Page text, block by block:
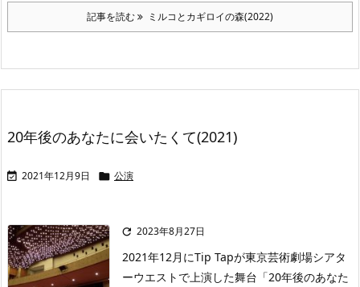
記事を読む ミルコとカギロイの森(2022)
20年後のあなたに会いたくて(2021)
 2021年12月9日  公演
 2023年8月27日
2021年12月にTip Tapが東京芸術劇場シアタ
ーウエストで上演した舞台「20年後のあなた